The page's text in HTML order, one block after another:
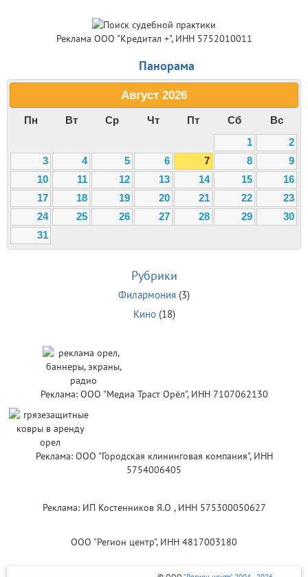
Реклама ООО "Кредитал +", ИНН 5752010011
Панорама
Август 2026
Пн Вт Ср Чт Пт Сб
Вс
1
2
3
4 5 6 7 8
9
10
11 12 13 14 15
16
17
18 19 20 21 22
23
24
25 26 27 28 29
30
31
Рубрики
Филармония (3)
Кино(18)
Реклама: ООО "Медиа Траст Орёл", ИНН 7107062130
Реклама: ООО "Городская клининговая компания", ИНН
5754006405
Реклама: ИП Костенников Я.О , ИНН 575300050627
ООО "Регион центр", ИНН 4817003180